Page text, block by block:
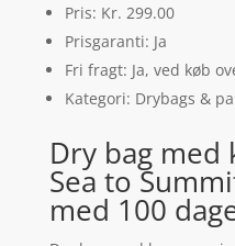
Pris: Kr. 299.00
Prisgaranti: Ja
Fri fragt: Ja, ved køb
Kategori: Drybags &
Dry bag med
Sea to
med 100